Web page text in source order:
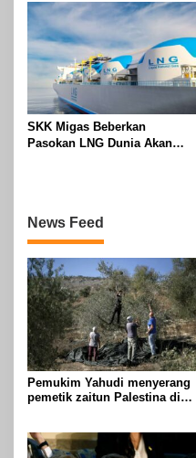
SKK Migas Beberkan
Pasokan LNG Dunia Akan
News Feed
Pemukim Yahudi menyerang
pemetik zaitun Palestina di